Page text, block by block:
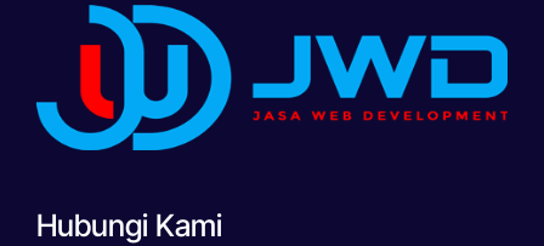
Hubungi Kami